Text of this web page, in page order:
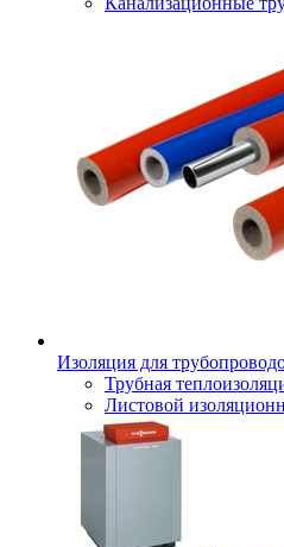
Изоляция для
Трубная
Листовой